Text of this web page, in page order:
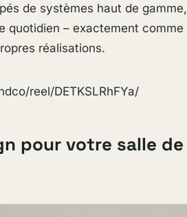
de systèmes haut de gamme,
quotidien – exactement comme
réalisations.
reel/DETKSLRhFYa/
pour votre salle de